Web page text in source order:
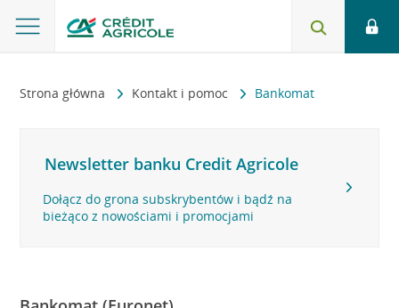
Strona główna Kontakt i pomoc Bankomat
Newsletter banku Credit Agricole
Dołącz do grona subskrybentów i bądź na
bieżąco z nowościami i promocjami